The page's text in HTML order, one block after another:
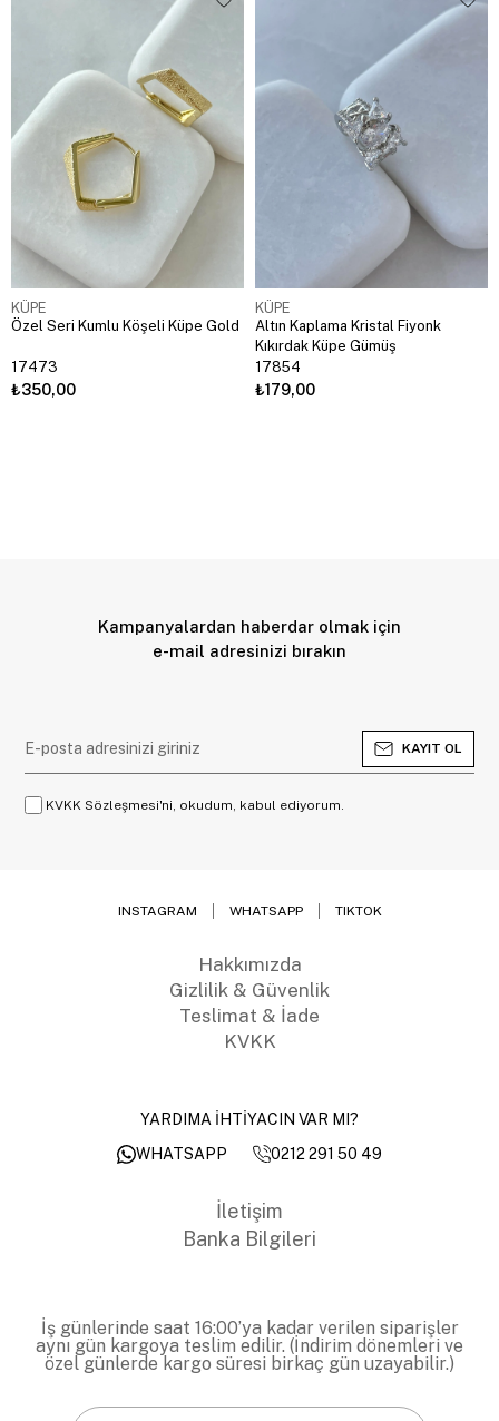
KÜPE
Özel Seri Kumlu Köşeli Küpe Gold
17473
₺350,00
KÜPE
Altın Kaplama Kristal Fiyonk
Kıkırdak Küpe Gümüş
17854
₺179,00
Kampanyalardan haberdar olmak için
e-mail adresinizi bırakın
KAYIT OL
KVKK Sözleşmesi'ni, okudum, kabul ediyorum.
INSTAGRAM WHATSAPP TIKTOK
Hakkımızda
Gizlilik & Güvenlik
Teslimat & İade
KVKK
YARDIMA İHTİYACIN VAR MI?
WHATSAPP
0212 291 50 49
İletişim
Banka Bilgileri
İş günlerinde saat 16:00’ya kadar verilen siparişler
aynı gün kargoya teslim edilir. (İndirim dönemleri ve
özel günlerde kargo süresi birkaç gün uzayabilir.)